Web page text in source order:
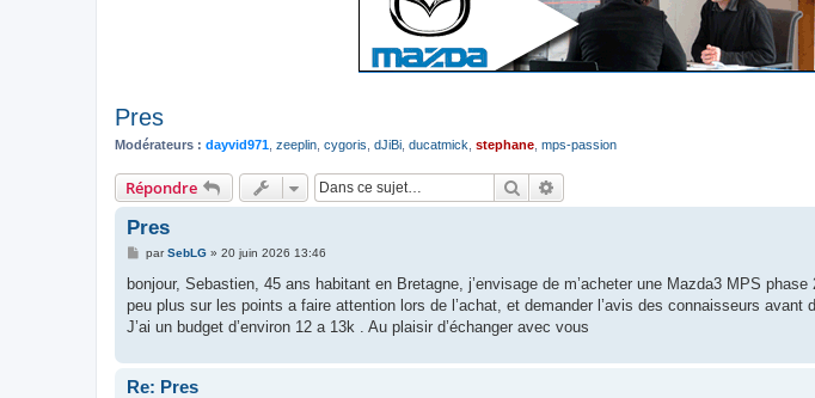
Pres
Modérateurs : dayvid971 zeeplin cygoris dJiBi ducatmick stephane mps-passion
Répondre Rechercher
Pres
M
s
a
g
parSebLG» 20 juin 2026 13:46
bonjour, Sebastien, 45 ans habitant en Bretagne, j’envisage de m’acheter une Mazda3 MPS
peu plus sur les points a faire attention lors de l’achat, et demander l’avis des connaisseurs avant
J’ai un budget d’environ 12 a 13k . Au plaisir d’échanger avec vous
Re: Pres